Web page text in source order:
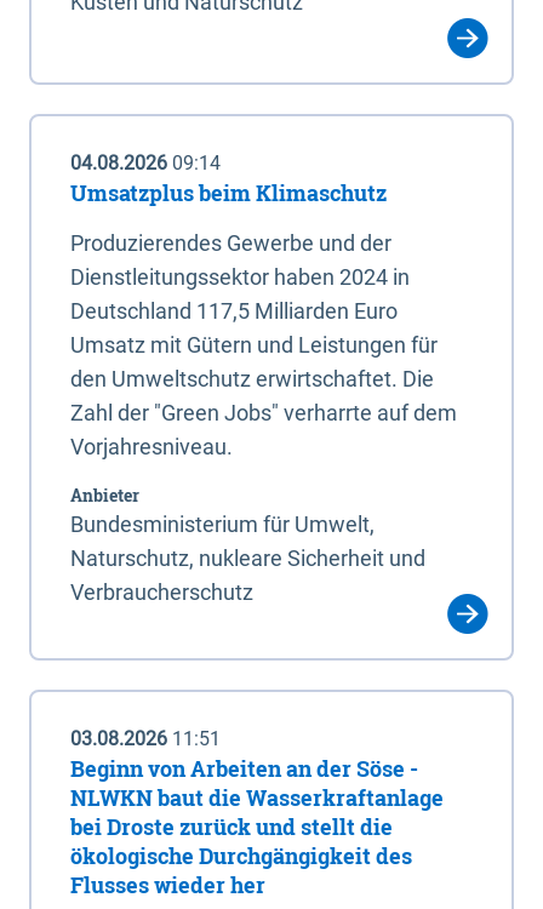
04.08.2026 09:14
Umsatzplus beim Klimaschutz
Produzierendes Gewerbe und der
Dienstleitungssektor haben 2024 in
Deutschland 117,5 Milliarden Euro
Umsatz mit Gütern und Leistungen für
den Umweltschutz erwirtschaftet. Die
Zahl der "Green Jobs" verharrte auf dem
Vorjahresniveau.
Anbieter
Bundesministerium für Umwelt,
Naturschutz, nukleare Sicherheit und
Verbraucherschutz
03.08.2026 11:51
Beginn von Arbeiten an der Söse -
NLWKN baut die Wasserkraftanlage
bei Droste zurück und stellt die
ökologische Durchgängigkeit des
Flusses wieder her